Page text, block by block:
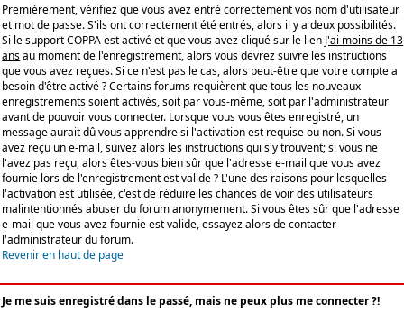
Premièrement, vérifiez que vous avez entré correctement vos nom d'utilisateur
et mot de passe. S'ils ont correctement été entrés, alors il y a deux possibilités.
Si le support COPPA est activé et que vous avez cliqué sur le lien J'ai moins de 13
ansau moment de l'enregistrement, alors vous devrez suivre les instructions
que vous avez reçues. Si ce n'est pas le cas, alors peut-être que votre compte a
besoin d'être activé ? Certains forums requièrent que tous les nouveaux
enregistrements soient activés, soit par vous-même, soit par l'administrateur
avant de pouvoir vous connecter. Lorsque vous vous êtes enregistré, un
message aurait dû vous apprendre si l'activation est requise ou non. Si vous
avez reçu un e-mail, suivez alors les instructions qui s'y trouvent; si vous ne
l'avez pas reçu, alors êtes-vous bien sûr que l'adresse e-mail que vous avez
fournie lors de l'enregistrement est valide ? L'une des raisons pour lesquelles
l'activation est utilisée, c'est de réduire les chances de voir des utilisateurs
malintentionnés abuser du forum anonymement. Si vous êtes sûr que l'adresse
e-mail que vous avez fournie est valide, essayez alors de contacter
l'administrateur du forum.
Revenir en haut de page
Je me suis enregistré dans le passé, mais ne peux plus me connecter ?!